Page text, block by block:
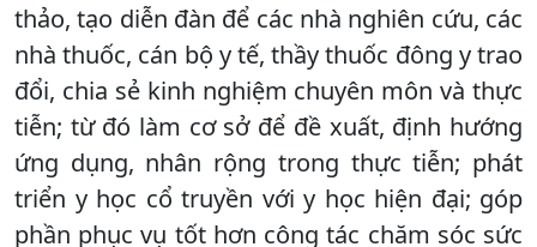
thảo, tạo diễn đàn để các nhà nghiên cứu, các
nhà thuốc, cán bộ y tế, thầy thuốc đông y trao
đổi, chia sẻ kinh nghiệm chuyên môn và thực
tiễn; từ đó làm cơ sở để đề xuất, định hướng
ứng dụng, nhân rộng trong thực tiễn; phát
triển y học cổ truyền với y học hiện đại; góp
phần phục vụ tốt hơn công tác chăm sóc sức